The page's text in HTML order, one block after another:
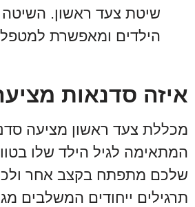
שיטת צעד ראשון.
הילדים ומאפשרת למטפל
איזה סדנאות
מכללת צעד ראשון מציעה
המתאימה לגיל הילד שלו
שלכם מתפתח בקצב אחר
תרגילים ייחודים המשלבים